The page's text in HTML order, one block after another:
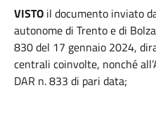
VISTO il documento inviato
autonome di Trento e di
830 del 17 gennaio 2024,
centrali coinvolte, nonché
DAR n. 833 di pari data;